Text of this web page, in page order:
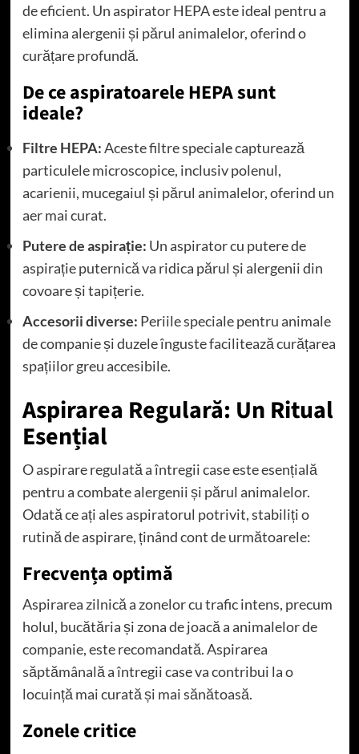
de eficient. Un aspirator HEPA este ideal pentru a
elimina alergenii și părul animalelor, oferind o
curățare profundă.
De ce aspiratoarele HEPA sunt
ideale?
Filtre HEPA:Aceste filtre speciale capturează
particulele microscopice, inclusiv polenul,
acarienii, mucegaiul și părul animalelor, oferind un
aer mai curat.
Putere de aspirație: Un aspirator cu putere de
aspirație puternică va ridica părul și alergenii din
covoare și tapițerie.
Accesorii diverse: Periile speciale pentru animale
de companie și duzele înguste facilitează curățarea
spațiilor greu accesibile.
Aspirarea Regulară: Un Ritual
Esențial
O aspirare regulată a întregii case este esențială
pentru a combate alergenii și părul animalelor.
Odată ce ați ales aspiratorul potrivit, stabiliți o
rutină de aspirare, ținând cont de următoarele:
Frecvența optimă
Aspirarea zilnică a zonelor cu trafic intens, precum
holul, bucătăria și zona de joacă a animalelor de
companie, este recomandată. Aspirarea
săptămânală a întregii case va contribui la o
locuință mai curată și mai sănătoasă.
Zonele critice